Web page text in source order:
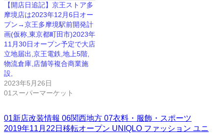
【開店日追記】京王ストア多
摩境店は2023年12月6日オー
プン→京王多摩境駅前開発計
画(仮称,東京都町田市)2023年
11月30日オープン予定で大店
立地届出,京王電鉄,地上5階,
物流倉庫,店舗等複合商業施
設,
2023年5月26日
01スーパーマーケット
01新店改装情報 06関西地方 07衣料・服飾・スポーツ
2019年11月22日移転オープン UNIQLO ファッション ユニ